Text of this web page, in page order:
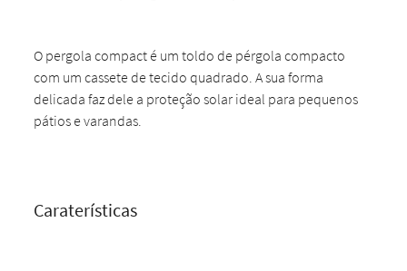
O pergola compact é um toldo de pérgola compacto
com um cassete de tecido quadrado. A sua forma
delicada faz dele a proteção solar ideal para pequenos
pátios e varandas.
Caraterísticas